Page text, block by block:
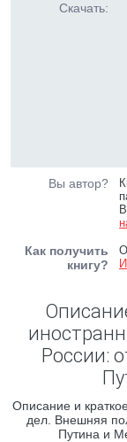
Скачать:
Вы автор?
Как получить
книгу?
России:
Описание и
дел. Внешняя
Путина и